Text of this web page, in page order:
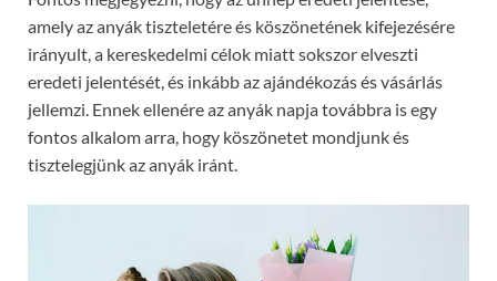
amely az anyák tiszteletére és köszönetének kifejezésére
irányult, a kereskedelmi célok miatt sokszor elveszti
eredeti jelentését, és inkább az ajándékozás és vásárlás
jellemzi. Ennek ellenére az anyák napja továbbra is egy
fontos alkalom arra, hogy köszönetet mondjunk és
tisztelegjünk az anyák iránt.